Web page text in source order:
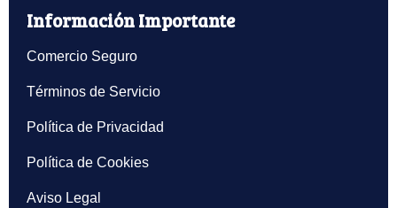
Información Importante
Comercio Seguro
Términos de Servicio
Política de Privacidad
Política de Cookies
Aviso Legal